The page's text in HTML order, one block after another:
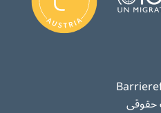
حقوقی